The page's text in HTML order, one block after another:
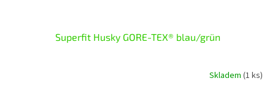
Superfit Husky GORE-TEX® blau/grün
Skladem (1 ks)